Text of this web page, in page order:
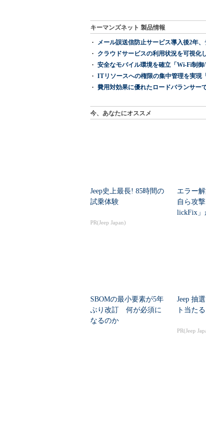
キーマンズネット 製品情報
メール誤送信防止サービス導入後2年
クラウドサービスの利用状況を可視化
安全なモバイル環境を確立「Wi-Fi制御
ITリソースへの権限の集中管理を実現
費用対効果に優れたロードバランサー
今、あなたにオススメ
Jeep史上最長! 85時間の
試乗体験
PR(Jeep Japan)
エラー
自ら攻
lickFix
SBOMの最小要素が5年
ぶり改訂 何が必須に
なるのか
Jeep 抽
ト当たる
PR(Jeep